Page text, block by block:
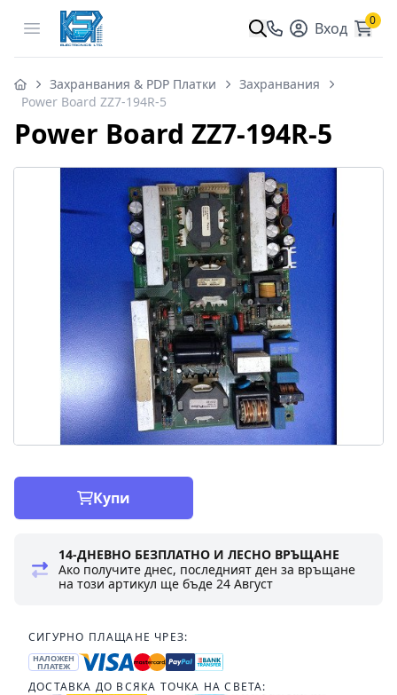
Open menu Вход 0
Захранвания & PDP Платки
Захранвания
Power Board ZZ7-194R-5
Power Board ZZ7-194R-5
Купи
14-ДНЕВНО БЕЗПЛАТНО И ЛЕСНО ВРЪЩАНЕ
Ако получите днес, последният ден за връщане
на този артикул ще бъде24 Август
СИГУРНО ПЛАЩАНЕ ЧРЕЗ:
НАЛОЖЕН
ПЛАТЕЖ
ДОСТАВКА ДО ВСЯКА ТОЧКА НА СВЕТА: